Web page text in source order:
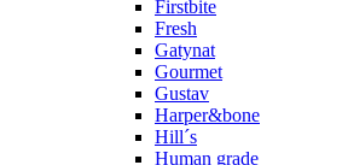
Firstbite
Fresh
Gatynat
Gourmet
Gustav
Harper&bone
Hill´s
Human grade